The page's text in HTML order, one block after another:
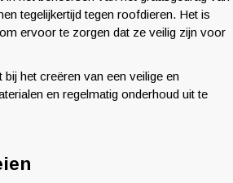
tegelijkertijd tegen roofdieren. Het is
ervoor te zorgen dat ze veilig zijn voor
het creëren van een veilige en
en regelmatig onderhoud uit te